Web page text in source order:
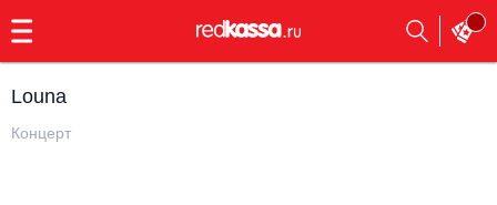
23:00
Заказать
обратный
Louna
Концерт